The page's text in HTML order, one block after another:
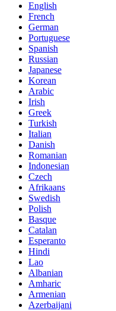
English
French
German
Portuguese
Spanish
Russian
Japanese
Korean
Arabic
Irish
Greek
Turkish
Italian
Danish
Romanian
Indonesian
Czech
Afrikaans
Swedish
Polish
Basque
Catalan
Esperanto
Hindi
Lao
Albanian
Amharic
Armenian
Azerbaijani